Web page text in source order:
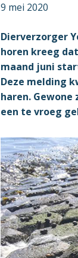
9 mei 2020
Dierverzorger
horen kreeg
maand juni
Deze melding
haren.
een te vroeg